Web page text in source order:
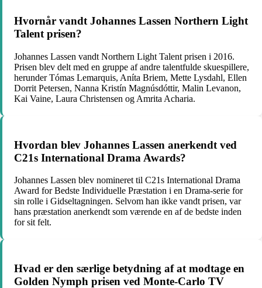
Hvornår vandt Johannes Lassen Northern Light
Talent prisen?
Johannes Lassen vandt Northern Light Talent prisen i 2016.
Prisen blev delt med en gruppe af andre talentfulde skuespillere,
herunder Tómas Lemarquis, Aníta Briem, Mette Lysdahl, Ellen
Dorrit Petersen, Nanna Kristín Magnúsdóttir, Malin Levanon,
Kai Vaine, Laura Christensen og Amrita Acharia.
Hvordan blev Johannes Lassen anerkendt ved
C21s International Drama Awards?
Johannes Lassen blev nomineret til C21s International Drama
Award for Bedste Individuelle Præstation i en Drama-serie for
sin rolle i Gidseltagningen. Selvom han ikke vandt prisen, var
hans præstation anerkendt som værende en af de bedste inden
for sit felt.
Hvad er den særlige betydning af at modtage en
Golden Nymph prisen ved Monte-Carlo TV